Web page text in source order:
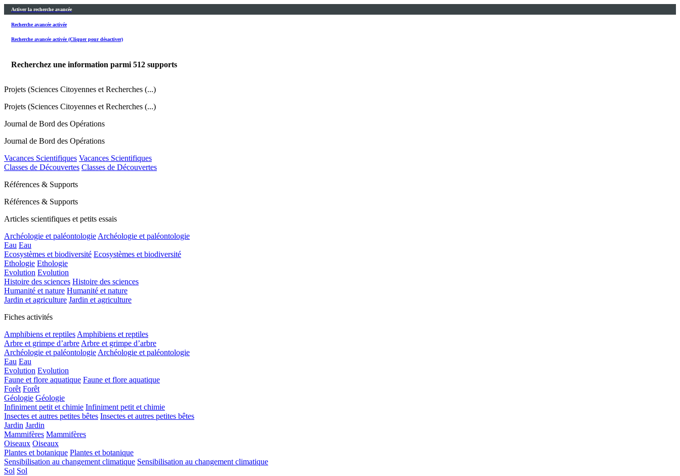
Activer la recherche avancée
Recherche avancée activée
Recherche avancée activée (Cliquer pour désactiver)
Recherchez une information parmi 512 supports
Projets (Sciences Citoyennes et Recherches (...)
Projets (Sciences Citoyennes et Recherches (...)
Journal de Bord des Opérations
Journal de Bord des Opérations
Vacances Scientifiques Vacances Scientifiques
Classes de Découvertes Classes de Découvertes
Références & Supports
Références & Supports
Articles scientifiques et petits essais
Archéologie et paléontologieArchéologie et paléontologie
Eau Eau
Ecosystèmes et biodiversité Ecosystèmes et biodiversité
Ethologie Ethologie
Evolution Evolution
Histoire des sciences Histoire des sciences
Humanité et nature Humanité et nature
Jardin et agriculture Jardin et agriculture
Fiches activités
Amphibiens et reptilesAmphibiens et reptiles
Arbre et grimpe d’arbreArbre et grimpe d’arbre
Archéologie et paléontologieArchéologie et paléontologie
Eau Eau
Evolution Evolution
Faune et flore aquatique Faune et flore aquatique
Forêt Forêt
Géologie Géologie
Infiniment petit et chimie Infiniment petit et chimie
Insectes et autres petites bêtes Insectes et autres petites bêtes
Jardin Jardin
Mammifères Mammifères
Oiseaux Oiseaux
Plantes et botanique Plantes et botanique
Sensibilisation au changement climatique Sensibilisation au changement climatique
Sol Sol